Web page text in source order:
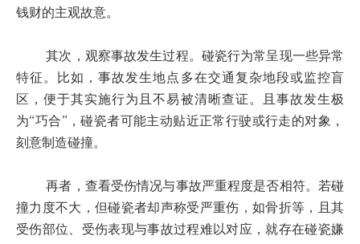
钱财的主观故意。
其次，观察事故发生过程。碰瓷行为常呈现一些异常
特征。比如，事故发生地点多在交通复杂地段或监控盲
区，便于其实施行为且不易被清晰查证。且事故发生极
为“巧合”，碰瓷者可能主动贴近正常行驶或行走的对象，
刻意制造碰撞。
再者，查看受伤情况与事故严重程度是否相符。若碰
撞力度不大，但碰瓷者却声称受严重伤，如骨折等，且其
受伤部位、受伤表现与事故过程难以对应，就存在碰瓷嫌